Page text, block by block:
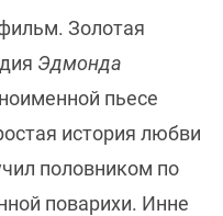
Золотая
Эдмонда
пьесе
история любви
половником по
поварихи. Инне